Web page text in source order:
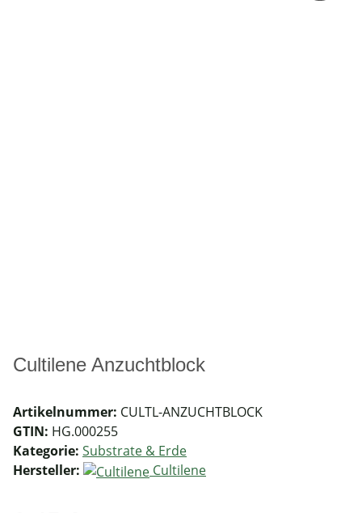
Cultilene Anzuchtblock
Artikelnummer: CULTL-ANZUCHTBLOCK
GTIN: HG.000255
Kategorie: Substrate & Erde
Hersteller:
Cultilene